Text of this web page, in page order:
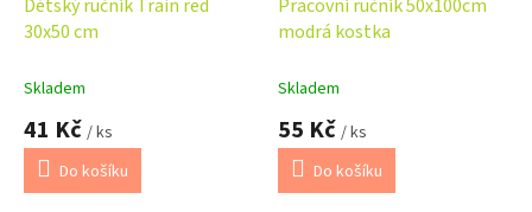
Dětský ručník Train red
30x50 cm
Skladem
41 Kč / ks
Do košíku
Pracovní ručník 50x100cm
modrá kostka
Skladem
55 Kč / ks
Do košíku